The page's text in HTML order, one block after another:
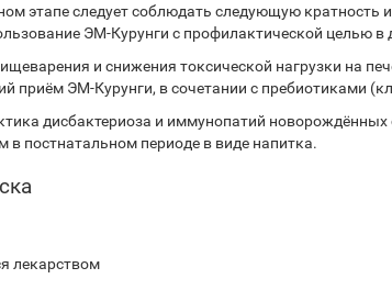
этапе следует соблюдать следующую кратность
ЭМ-Курунги с профилактической целью в
и снижения токсической нагрузки на
приём ЭМ-Курунги, в сочетании с пребиотиками
дисбактериоза и иммунопатий
в постнатальном периоде в виде напитка.
лекарством